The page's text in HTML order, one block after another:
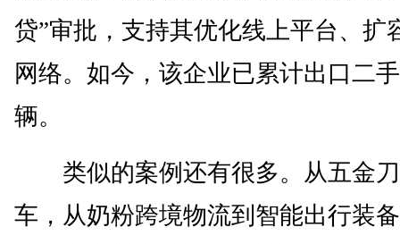
贷”审批，支持其优化线上平台、扩
网络。如今，该企业已累计出口二
辆。
类似的案例还有很多。从五金刀
车，从奶粉跨境物流到智能出行装